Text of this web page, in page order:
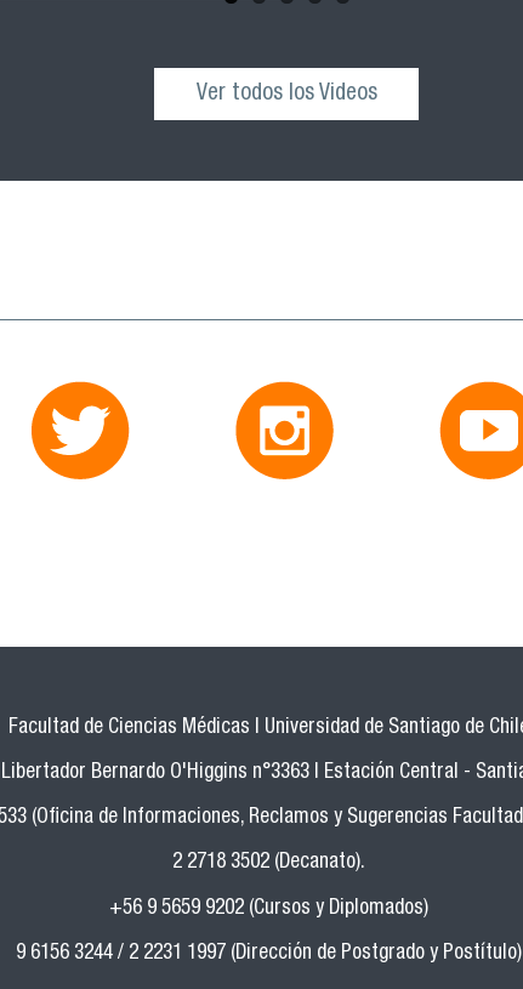
Ver todos los Videos
Facultad de Ciencias Médicas | Universidad de Santiago de
Bernardo O'Higgins n°3363 | Estación Central -
(Oficina de Informaciones, Reclamos y Sugerencias
2 2718 3502 (Decanato).
+56 9 5659 9202 (Cursos y Diplomados)
9 6156 3244 / 2 2231 1997 (Dirección de Postgrado y Postítulo)